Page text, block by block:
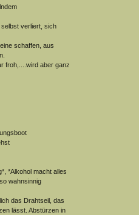
verliert, sich
schaffen, aus
froh,....wird aber ganz
*Alkohol macht alles
wahnsinnig
das Drahtseil, das
lässt. Abstürzen in